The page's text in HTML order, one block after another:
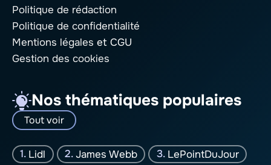
Politique de rédaction
Politique de confidentialité
Mentions légales et CGU
Gestion des cookies
Nos thématiques populaires
Tout voir
Lidl James Webb
LePointDuJour